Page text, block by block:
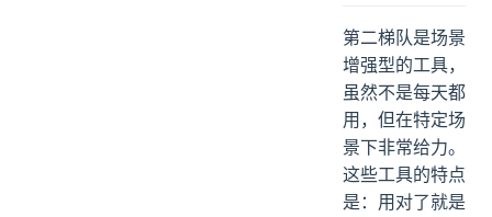
第二梯队是场景
增强型的工具，
虽然不是每天都
用，但在特定场
景下非常给力。
这些工具的特点
是：用对了就是